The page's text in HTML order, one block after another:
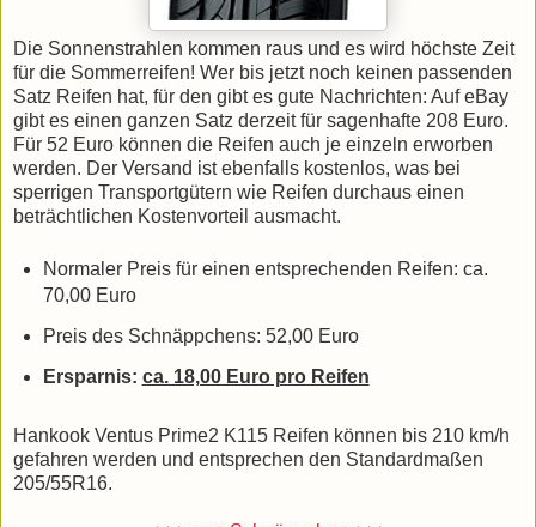
Die Sonnenstrahlen kommen raus und es wird höchste Zeit
für die Sommerreifen! Wer bis jetzt noch keinen passenden
Satz Reifen hat, für den gibt es gute Nachrichten: Auf eBay
gibt es einen ganzen Satz derzeit für sagenhafte 208 Euro.
Für 52 Euro können die Reifen auch je einzeln erworben
werden. Der Versand ist ebenfalls kostenlos, was bei
sperrigen Transportgütern wie Reifen durchaus einen
beträchtlichen Kostenvorteil ausmacht.
Normaler Preis für einen entsprechenden Reifen: ca.
70,00 Euro
Preis des Schnäppchens: 52,00 Euro
Ersparnis: ca. 18,00 Euro pro Reifen
Hankook Ventus Prime2 K115 Reifen können bis 210 km/h
gefahren werden und entsprechen den Standardmaßen
205/55R16.